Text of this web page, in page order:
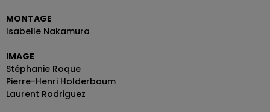
MONTAGE
Isabelle Nakamura
IMAGE
Stéphanie Roque
Pierre-Henri Holderbaum
Laurent Rodriguez